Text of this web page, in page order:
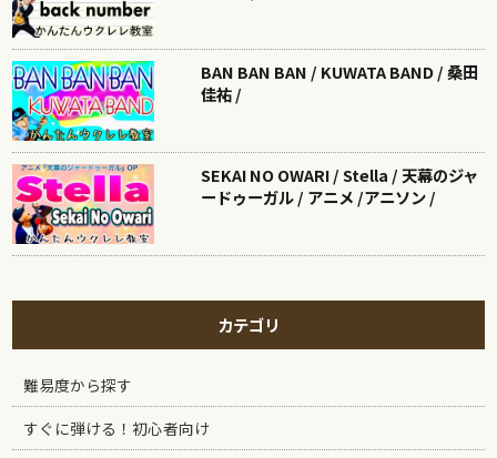
BAN BAN BAN / KUWATA BAND / 桑田
佳祐 /
SEKAI NO OWARI / Stella / 天幕のジャ
ードゥーガル / アニメ /アニソン /
カテゴリ
難易度から探す
すぐに弾ける！初心者向け